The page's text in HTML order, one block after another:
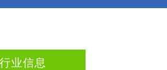
业信息